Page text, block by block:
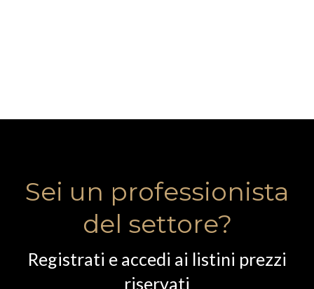
Sei un professionista
del settore?
Registrati e accedi ai listini prezzi
riservati